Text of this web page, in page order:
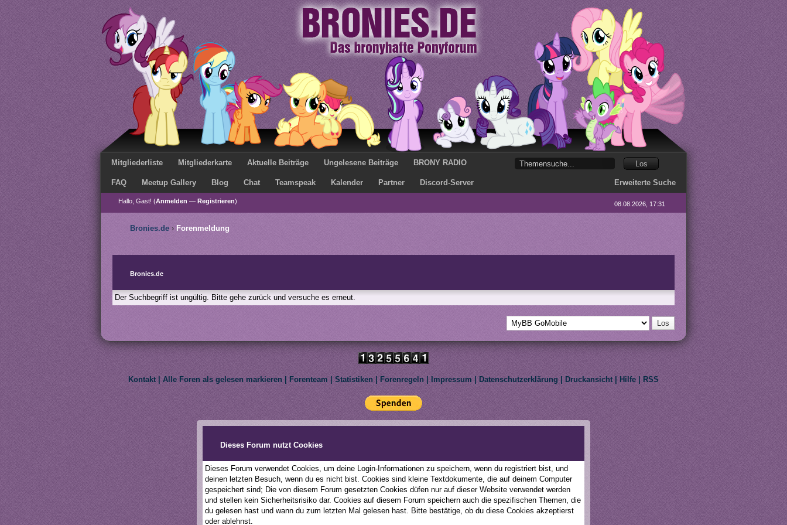
Dieses Forum nutzt Cookies
Dieses Forum verwendet Cookies, um deine Login-Informationen zu speichern, wenn du registriert bist, und
deinen letzten Besuch, wenn du es nicht bist. Cookies sind kleine Textdokumente, die auf deinem Computer
gespeichert sind; Die von diesem Forum gesetzten Cookies düfen nur auf dieser Website verwendet werden
und stellen kein Sicherheitsrisiko dar. Cookies auf diesem Forum speichern auch die spezifischen Themen, die
du gelesen hast und wann du zum letzten Mal gelesen hast. Bitte bestätige, ob du diese Cookies akzeptierst
oder ablehnst.
Mitgliederliste Mitgliederkarte Aktuelle Beiträge Ungelesene Beiträge BRONY RADIO
FAQ Meetup Gallery Blog Chat Teamspeak Kalender Partner Discord-Server Erweiterte Suche
Hallo, Gast! (Anmelden — Registrieren) 08.08.2026, 17:31
Bronies.de › Forenmeldung
Bronies.de
Der Suchbegriff ist ungültig. Bitte gehe zurück und versuche es erneut.
Kontakt Alle Foren als gelesen markieren Forenteam Statistiken |Forenregeln Impressum Datenschutzerklärung Druckansicht| Hilfe RSS
We do not own My Little Pony: Friendship Is Magic. We are not affiliated with Hasbro Inc. All rights reserved to their respective owners.
This forum usesLukasz TkaczMyBB addons.